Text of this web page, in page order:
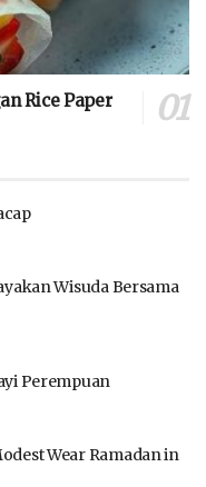
Rice Paper
Wisuda Bersama
Perempuan
Wear Ramadan in